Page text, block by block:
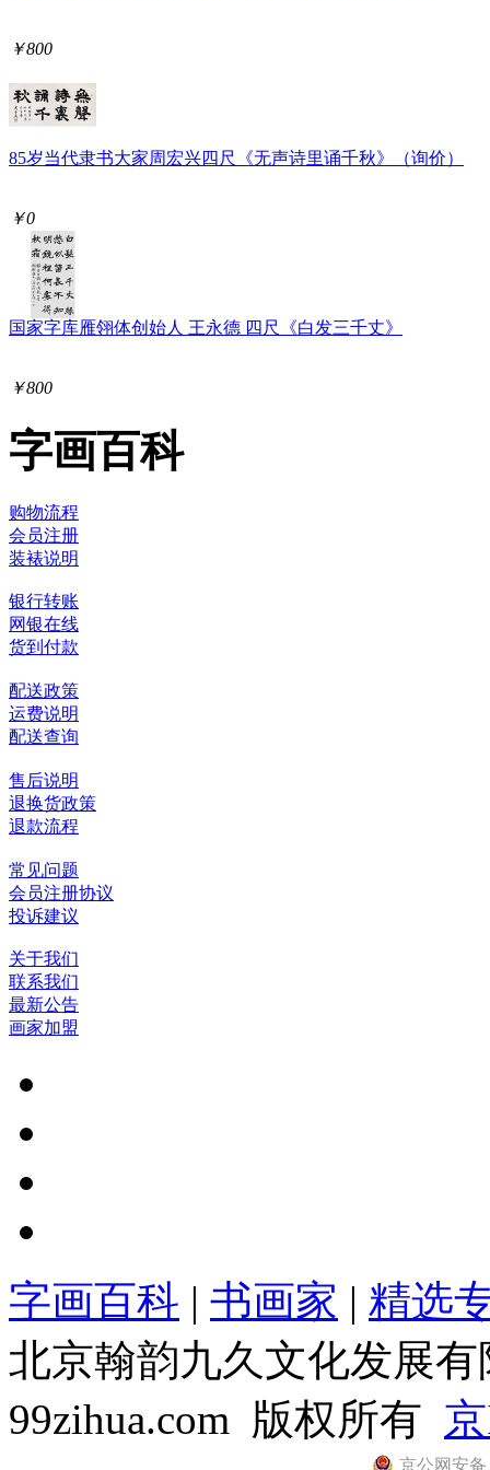
￥800
85岁当代隶书大家周宏兴四尺《无声诗里诵千秋》（询价）
￥0
国家字库雁翎体创始人 王永德 四尺《白发三千丈》
￥800
字画百科
购物流程
会员注册
装裱说明
银行转账
网银在线
货到付款
配送政策
运费说明
配送查询
售后说明
退换货政策
退款流程
常见问题
会员注册协议
投诉建议
关于我们
联系我们
最新公告
画家加盟
字画百科 | 书画家 | 精选
北京翰韵九久文化发展
99zihua.com 版权所有
京公网安备